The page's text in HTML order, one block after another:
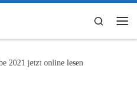
Search
2021 jetzt online lesen